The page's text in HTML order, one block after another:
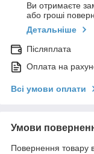
Ви отримаєте
або гроші
Детальніше
Післяплата
Оплата на
Всі умови оплати
Умови
Повернення товару